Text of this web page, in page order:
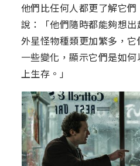
他們比任何人都更了解它
說：「他們隨時都能夠想
外星怪物種類更加繁多，
一些變化，顯示它們是如
上生存。」